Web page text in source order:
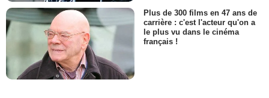
Plus de 300 films en 47 ans de
carrière : c'est l'acteur qu'on a
le plus vu dans le cinéma
français !